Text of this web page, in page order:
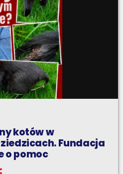
kotów w
Fundacja
o pomoc